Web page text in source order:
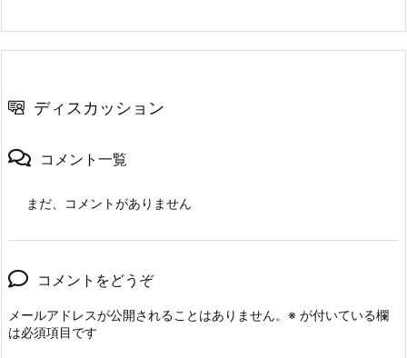
ディスカッション
コメント一覧
まだ、コメントがありません
コメントをどうぞ
メールアドレスが公開されることはありません。 ※ が付いている欄
は必須項目です